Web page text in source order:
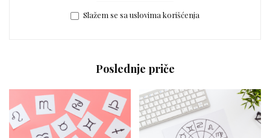
Slažem se sa uslovima korišćenja
Poslednje priče